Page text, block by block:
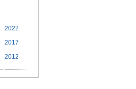
2022
2017
2012